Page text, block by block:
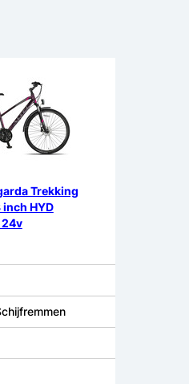
Trekking
HYD